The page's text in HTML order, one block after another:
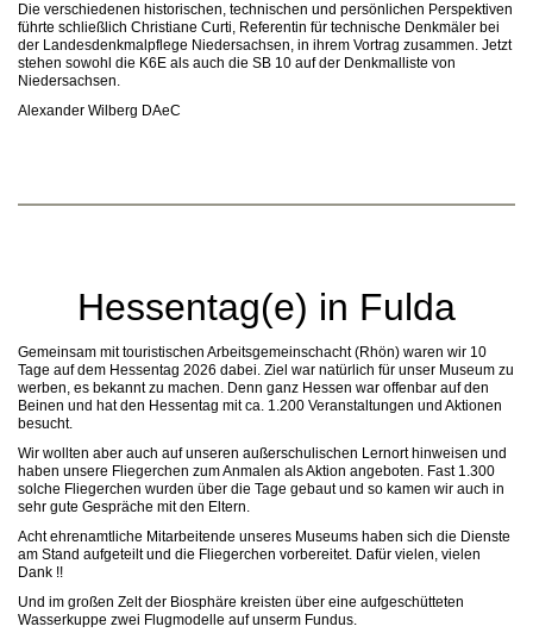
Die verschiedenen historischen, technischen und persönlichen Perspektiven
führte schließlich Christiane Curti, Referentin für technische Denkmäler bei
der Landesdenkmalpflege Niedersachsen, in ihrem Vortrag zusammen. Jetzt
stehen sowohl die K6E als auch die SB 10 auf der Denkmalliste von
Niedersachsen.
Alexander Wilberg DAeC
Hessentag(e) in Fulda
Gemeinsam mit touristischen Arbeitsgemeinschacht (Rhön) waren wir 10
Tage auf dem Hessentag 2026 dabei. Ziel war natürlich für unser Museum zu
werben, es bekannt zu machen. Denn ganz Hessen war offenbar auf den
Beinen und hat den Hessentag mit ca. 1.200 Veranstaltungen und Aktionen
besucht.
Wir wollten aber auch auf unseren außerschulischen Lernort hinweisen und
haben unsere Fliegerchen zum Anmalen als Aktion angeboten. Fast 1.300
solche Fliegerchen wurden über die Tage gebaut und so kamen wir auch in
sehr gute Gespräche mit den Eltern.
Acht ehrenamtliche Mitarbeitende unseres Museums haben sich die Dienste
am Stand aufgeteilt und die Fliegerchen vorbereitet. Dafür vielen, vielen
Dank !!
Und im großen Zelt der Biosphäre kreisten über eine aufgeschütteten
Wasserkuppe zwei Flugmodelle auf unserm Fundus.